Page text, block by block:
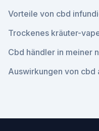
Vorteile von cbd
Trockenes kräuter-
Cbd händler in meiner
Auswirkungen von cbd